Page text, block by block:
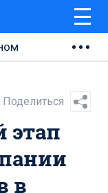
Поделиться
этап
в